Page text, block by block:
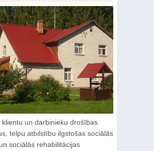
klientu un darbinieku drošības
telpu atbilstību ilgstošas sociālās
sociālās rehabilitācijas